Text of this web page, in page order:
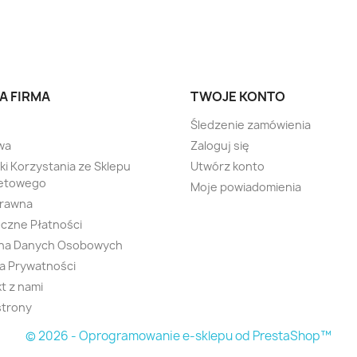
FIRMA
Korzystania ze Sklepu
Płatności
Danych Osobowych
Prywatności
z nami
TWOJE KONTO
Śledzenie zamówienia
Zaloguj się
Utwórz konto
Moje powiadomienia
© 2026 - Oprogramowanie e-sklepu od PrestaShop™